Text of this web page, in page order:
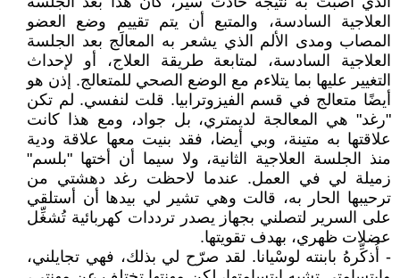
العلاجية السادسة، والمتبع أن يتم تقييم وضع العضو
المصاب ومدى الألم الذي يشعر به المعالَج بعد الجلسة
العلاجية السادسة، لمتابعة طريقة العلاج، أو لإحداث
التغيير عليها بما يتلاءم مع الوضع الصحي للمتعالج. إذن هو
أيضًا متعالج في قسم الفيزوترابيا. قلت لنفسي. لم تكن
"رغد" هي المعالجة لديمتري، بل جواد، ومع هذا كانت
علاقتها به متينة، وبي أيضا، فقد بنيت معها علاقة ودية
منذ الجلسة العلاجية الثانية، ولا سيما أن أختها "بلسم"
زميلة لي في العمل. عندما لاحظت رغد دهشتي من
ترحيبها الحار به، قالت وهي تشير لي بيدها أن أستلقي
على السرير لتصلني بجهاز يصدر ترددات كهربائية تُشغِّل
عضلات ظهري، بهدف تقويتها.
- أُذكِّرهُ بابنته لوسْيانا. لقد صرّح لي بذلك، فهي تجايلني،